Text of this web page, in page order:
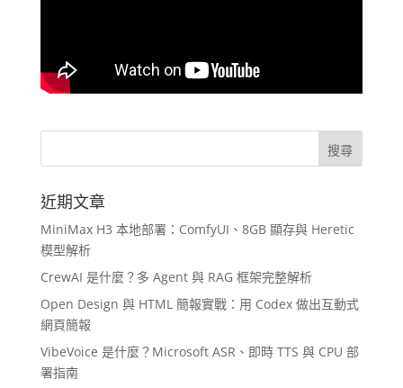
近期文章
MiniMax H3 本地部署：ComfyUI、8GB 顯存與 Heretic
模型解析
CrewAI 是什麼？多 Agent 與 RAG 框架完整解析
Open Design 與 HTML 簡報實戰：用 Codex 做出互動式
網頁簡報
VibeVoice 是什麼？Microsoft ASR、即時 TTS 與 CPU 部
署指南